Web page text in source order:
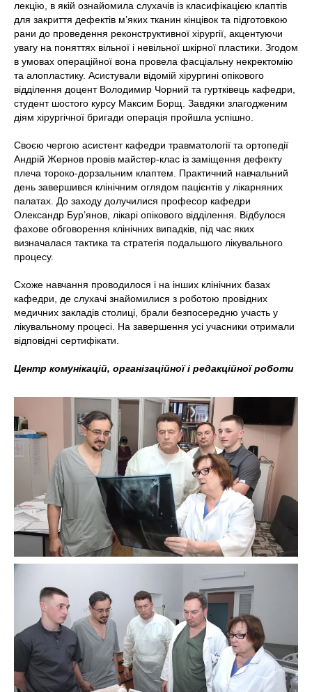
лекцію, в якій ознайомила слухачів із класифікацією клаптів
для закриття дефектів м’яких тканин кінцівок та підготовкою
рани до проведення реконструктивної хірургії, акцентуючи
увагу на поняттях вільної і невільної шкірної пластики. Згодом
в умовах операційної вона провела фасціальну некректомію
та алопластику. Асистували відомій хірургині опікового
відділення доцент Володимир Чорний та гуртківець кафедри,
студент шостого курсу Максим Борщ. Завдяки злагодженим
діям хірургічної бригади операція пройшла успішно.
Своєю чергою асистент кафедри травматології та ортопедії
Андрій Жернов провів майстер-клас із заміщення дефекту
плеча тороко-дорзальним клаптем. Практичний навчальний
день завершився клінічним оглядом пацієнтів у лікарняних
палатах. До заходу долучилися професор кафедри
Олександр Бур’янов, лікарі опікового відділення. Відбулося
фахове обговорення клінічних випадків, під час яких
визначалася тактика та стратегія подальшого лікувального
процесу.
Схоже навчання проводилося і на інших клінічних базах
кафедри, де слухачі знайомилися з роботою провідних
медичних закладів столиці, брали безпосередню участь у
лікувальному процесі. На завершення усі учасники отримали
відповідні сертифікати.
Центр комунікацій, організаційної і редакційної роботи